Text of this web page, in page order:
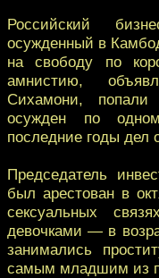
Российский
осужденный в
на свободу по
амнистию,
Сихамони,
осужден по
последние годы
Председатель
был арестован в
сексуальных
девочками — в
занимались
самым младшим из